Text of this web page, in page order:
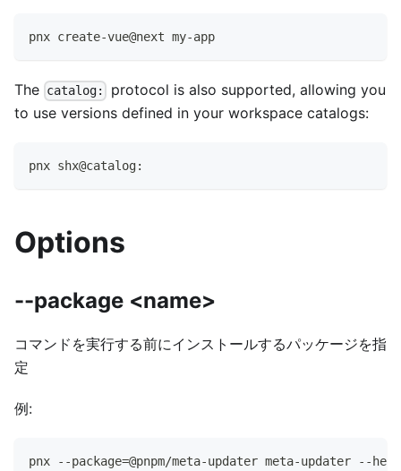
pnx create-vue@next my-app
The catalog:
protocol is also supported, allowing you
to use versions defined in your workspace catalogs:
pnx shx@catalog:
Options
--package <name>
コマンドを実行する前にインストールするパッケージを指
定
例:
pnx --package=@pnpm/meta-updater meta-updater --help